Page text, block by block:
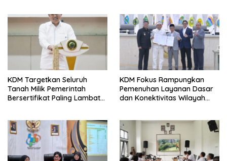
KDM Targetkan Seluruh
Tanah Milik Pemerintah
Bersertifikat Paling Lambat
KDM Fokus Rampungkan
Pemenuhan Layanan Dasar
dan Konektivitas Wilayah